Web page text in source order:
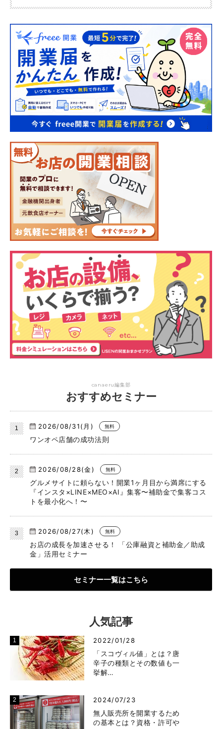
canaeru編集部
おすすめセミナー
2026/08/31(月) 無料
ワンオペ店舗の成功法則
2026/08/28(金) 無料
グルメサイトに頼らない！開業1ヶ月目から満席にする
『インスタ×LINE×MEO×AI』集客〜補助金で集客コス
トを最小化へ！〜
2026/08/27(木) 無料
お店の成長を加速させる！ 「公庫融資と補助金／助成
金」活用セミナー
セミナー一覧はこちら
人気記事
2022/01/28
「スコヴィル値」とは？唐
辛子の種類とその数値も一
挙解…
2024/07/23
無人販売所を開業するため
の基本とは？資格・許可や